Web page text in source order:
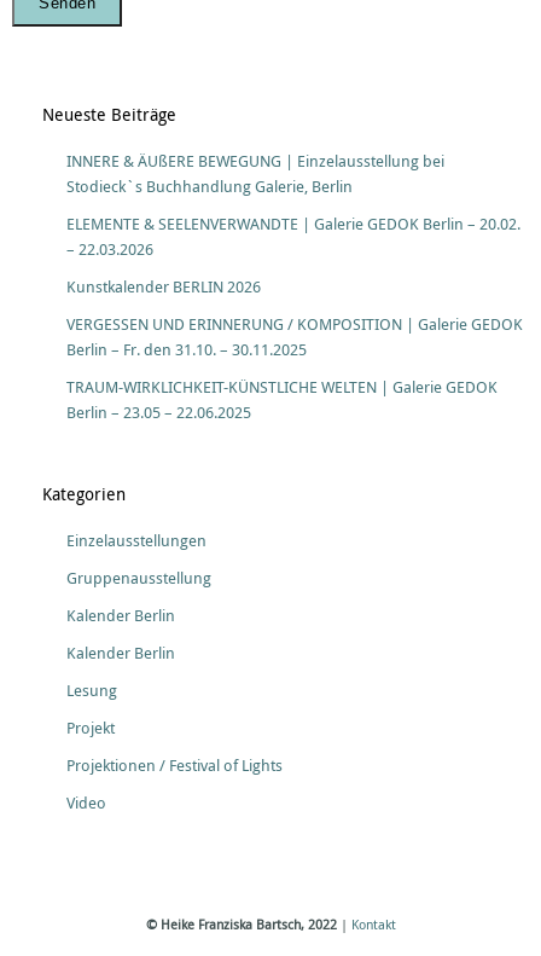
Neueste Beiträge
INNERE & ÄUßERE BEWEGUNG | Einzelausstellung bei
Stodieck`s Buchhandlung Galerie, Berlin
ELEMENTE & SEELENVERWANDTE | Galerie GEDOK Berlin – 20.02.
– 22.03.2026
Kunstkalender BERLIN 2026
VERGESSEN UND ERINNERUNG / KOMPOSITION | Galerie GEDOK
Berlin – Fr. den 31.10. – 30.11.2025
TRAUM-WIRKLICHKEIT-KÜNSTLICHE WELTEN | Galerie GEDOK
Berlin – 23.05 – 22.06.2025
Kategorien
Einzelausstellungen
Gruppenausstellung
Kalender Berlin
Kalender Berlin
Lesung
Projekt
Projektionen / Festival of Lights
Video
© Heike Franziska Bartsch, 2022| Kontakt